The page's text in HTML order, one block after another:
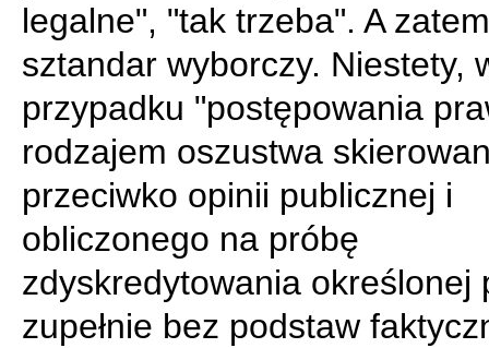
legalne", "tak trzeba". A
sztandar wyborczy. Niestety,
przypadku "postępowania
rodzajem oszustwa
przeciwko opinii publicznej i
obliczonego na próbę
zdyskredytowania określonej
zupełnie bez podstaw